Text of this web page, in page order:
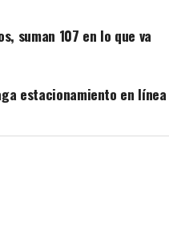
suman 107 en lo que va
estacionamiento en línea